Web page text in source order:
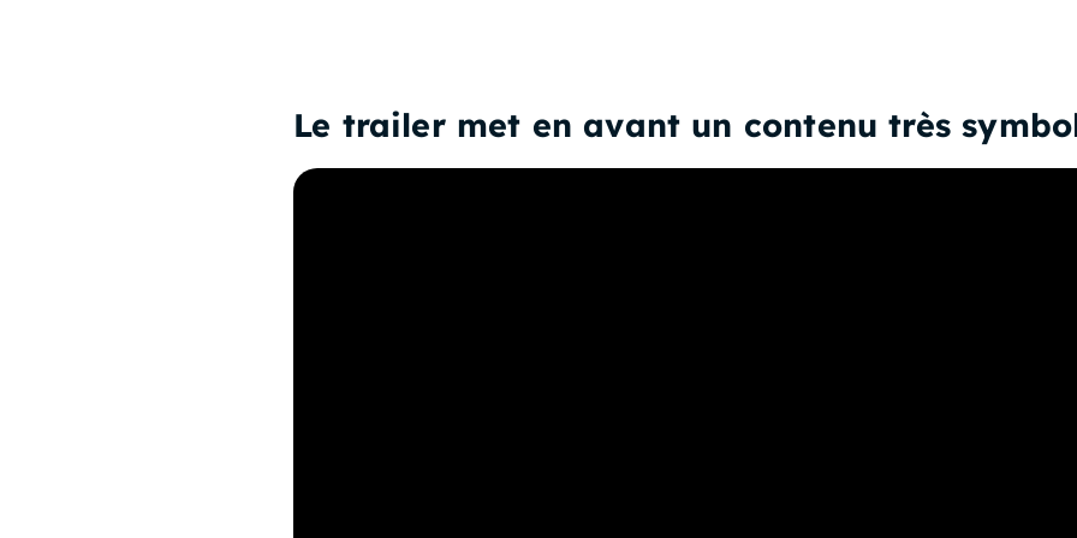
Le trailer met en avant un contenu très